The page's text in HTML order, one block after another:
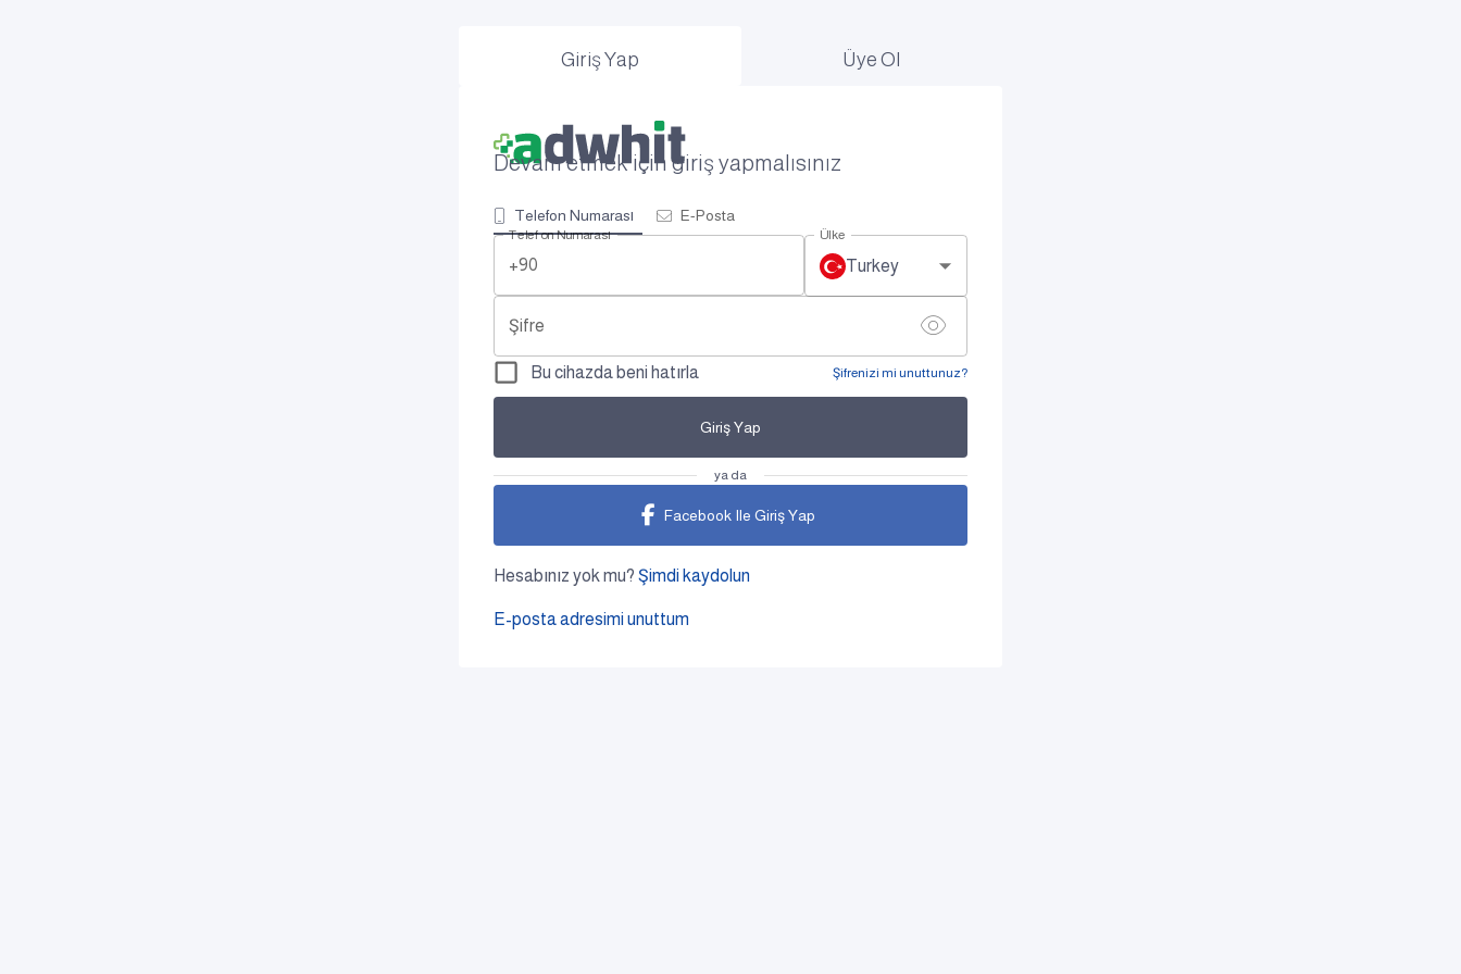
Giriş Yap Üye Ol
Devam etmek için giriş yapmalısınız
Telefon Numarası E-Posta
Telefon Numarası
+90
Ülke
Turkey
Şifre
Bu cihazda beni hatırla Şifrenizi mi unuttunuz?
Giriş Yap
ya da
Facebook Ile Giriş Yap
Hesabınız yok mu? Şimdi kaydolun
E-posta adresimi unuttum